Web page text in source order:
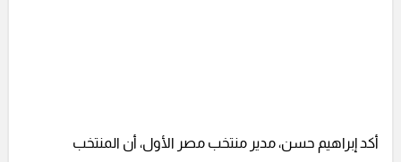
أكد إبراهيم حسن، مدير منتخب مصر الأول، أن المنتخب